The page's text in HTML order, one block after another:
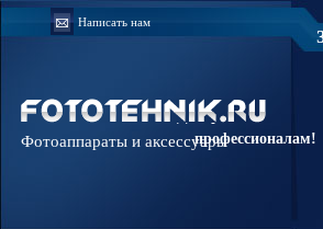
Написать нам
Доверяйте
профессионалам!
Фотоаппараты и аксессуары